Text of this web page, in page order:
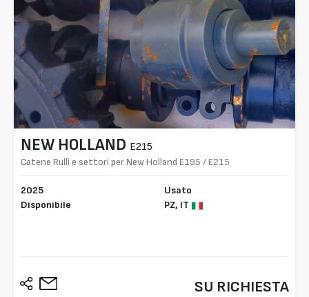
NEW HOLLAND E215
Catene Rulli e settori per New Holland E195 / E215
2025
Disponibile
Usato
PZ, IT
SU RICHIESTA